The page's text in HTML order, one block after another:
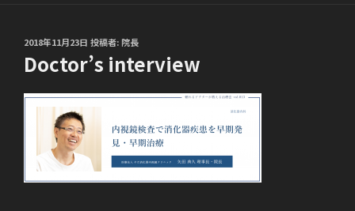
投
稿
日:
2018年11月23日 投稿者: 院長
Doctor’s interview